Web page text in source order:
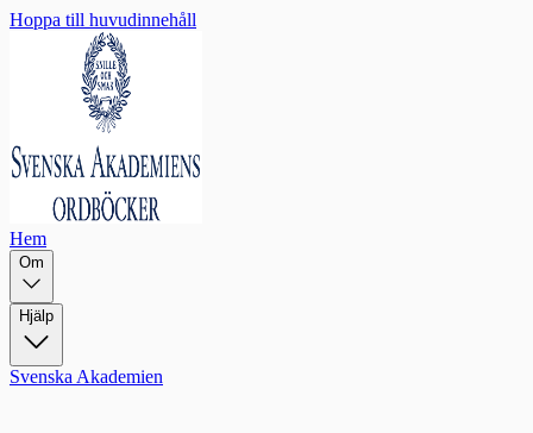
Hoppa till huvudinnehåll
Hem
Om
Hjälp
Svenska Akademien